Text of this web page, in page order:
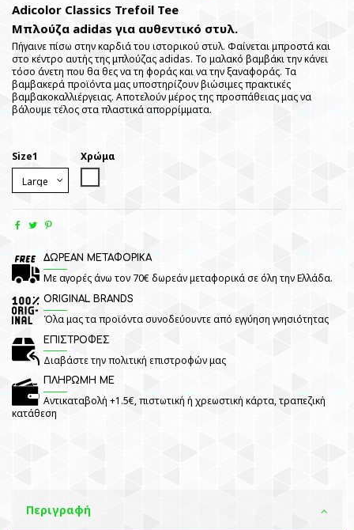
Adicolor Classics Trefoil Tee
Μπλούζα adidas για αυθεντικό στυλ.
Πήγαινε πίσω στην καρδιά του ιστορικού στυλ. Φαίνεται μπροστά και
στο κέντρο αυτής της μπλούζας adidas. Το μαλακό βαμβάκι την κάνει
τόσο άνετη που θα θες να τη φοράς και να την ξαναφοράς. Τα
βαμβακερά προϊόντα μας υποστηρίζουν βιώσιμες πρακτικές
βαμβακοκαλλιέργειας. Αποτελούν μέρος της προσπάθειας μας να
βάλουμε τέλος στα πλαστικά απορρίμματα.
Size1
Χρώμα
ΔΩΡΕΑΝ ΜΕΤΑΦΟΡΙΚΑ
Με αγορές άνω τον 70€ δωρεάν μεταφορικά σε όλη την Ελλάδα.
ORIGINAL BRANDS
Όλα μας τα προϊόντα συνοδεύουντε από εγγύηση γνησιότητας
ΕΠΙΣΤΡΟΦΕΣ
Διαβάστε την πολιτική επιστροφών μας
ΠΛΗΡΩΜΗ ΜΕ
Αντικαταβολή +1.5€, πιστωτική ή χρεωστική κάρτα, τραπεζική
κατάθεση
Περιγραφή